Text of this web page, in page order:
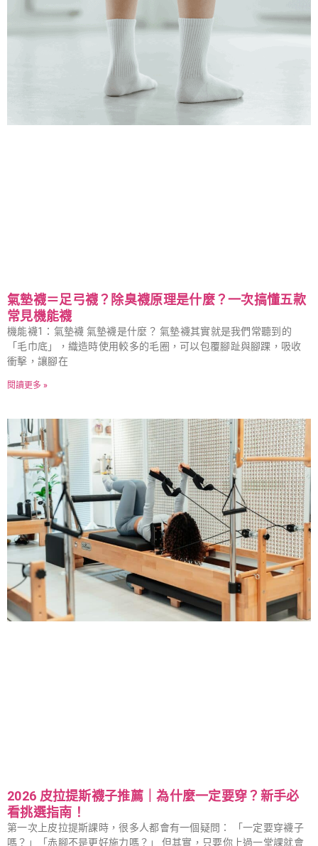
氣墊襪＝足弓襪？除臭襪原理是什麼？一次搞懂五款
常見機能襪
機能襪1：氣墊襪 氣墊襪是什麼？ 氣墊襪其實就是我們常聽到的
「毛巾底」，織造時使用較多的毛圈，可以包覆腳趾與腳踝，吸收
衝擊，讓腳在
閱讀更多 »
2026 皮拉提斯襪子推薦｜為什麼一定要穿？新手必
看挑選指南！
第一次上皮拉提斯課時，很多人都會有一個疑問： 「一定要穿襪子
嗎？」「赤腳不是更好施力嗎？」 但其實，只要你上過一堂課就會